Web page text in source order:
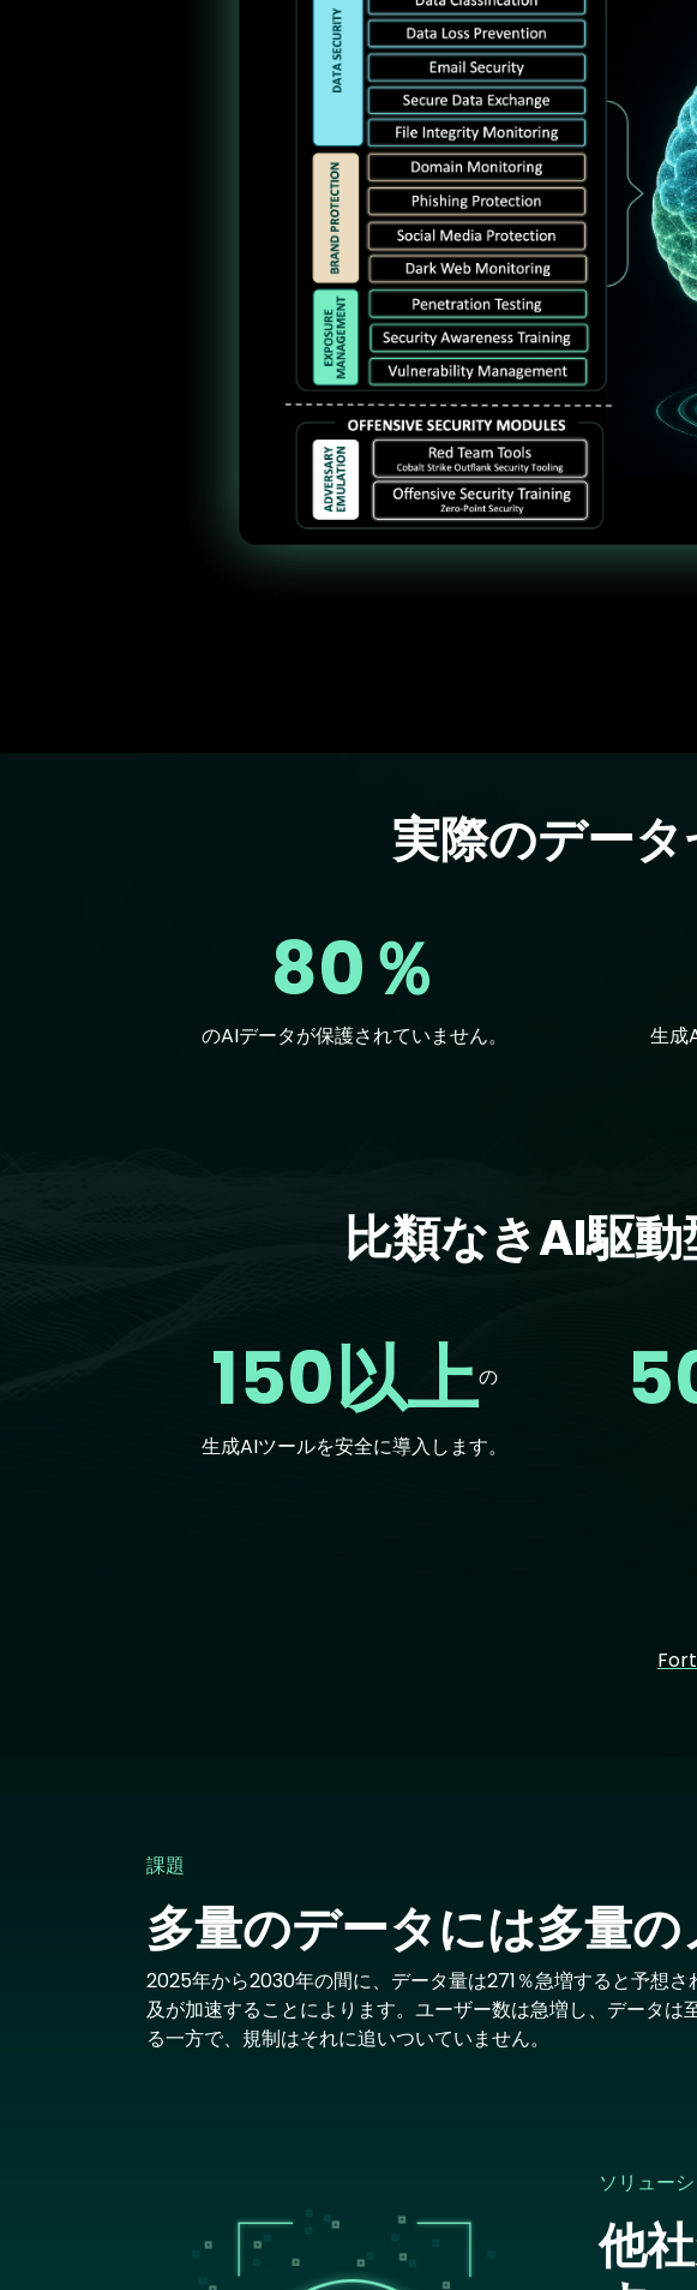
実際のデー
80％
のAIデータが保護されていません。 生成
比類なきAI駆
150以上の
生成AIツールを安全に導入します。
課題
多量のデータには多量
2025年から2030年の間に、データ量は271％急増すると予想
及が加速することによります。ユーザー数は急増し、データは
る一方で、規制はそれに追いついていません。
ソリュー
他